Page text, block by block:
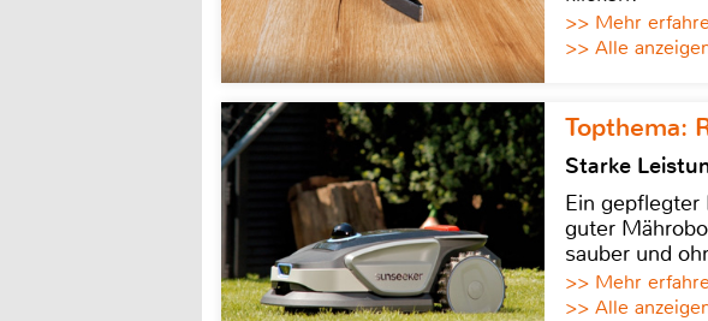
>> Mehr
>> Alle
Topthema:
Starke
Ein gepflegter
guter
sauber und
>> Mehr
>> Alle